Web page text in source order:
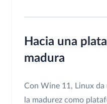
Hacia una
madura
Con Wine 11, Linux da
la madurez como